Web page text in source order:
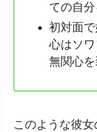
ての自分
初対面
心はソ
無関心を
このような彼